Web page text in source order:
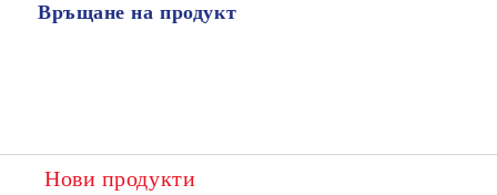
Връщане на продукт
Нови продукти